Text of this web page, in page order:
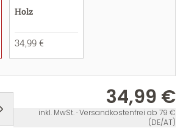
Holz
34,99 €
34,99 €
inkl. MwSt. · Versandkostenfrei ab 79 €
(DE/AT)